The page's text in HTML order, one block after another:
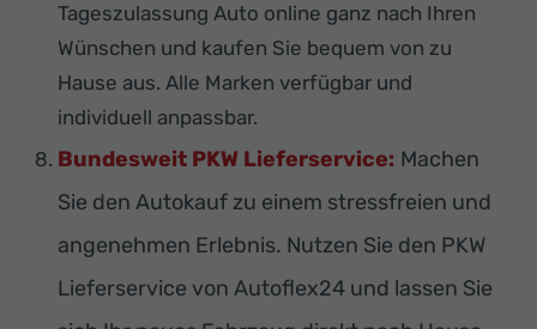
Tageszulassung Auto online ganz nach Ihren
Wünschen und kaufen Sie bequem von zu
Hause aus. Alle Marken verfügbar und
individuell anpassbar.
Bundesweit PKW Lieferservice: Machen
Sie den Autokauf zu einem stressfreien und
angenehmen Erlebnis. Nutzen Sie den PKW
Lieferservice von Autoflex24 und lassen Sie